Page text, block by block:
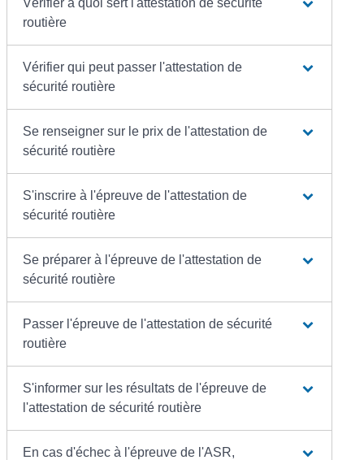
routière
Vérifier qui peut passer l'attestation de
sécurité routière
Se renseigner sur le prix de l'attestation de
sécurité routière
S'inscrire à l'épreuve de l'attestation de
sécurité routière
Se préparer à l'épreuve de l'attestation de
sécurité routière
Passer l'épreuve de l'attestation de sécurité
routière
S'informer sur les résultats de l'épreuve de
l'attestation de sécurité routière
En cas d'échec à l'épreuve de l'ASR,